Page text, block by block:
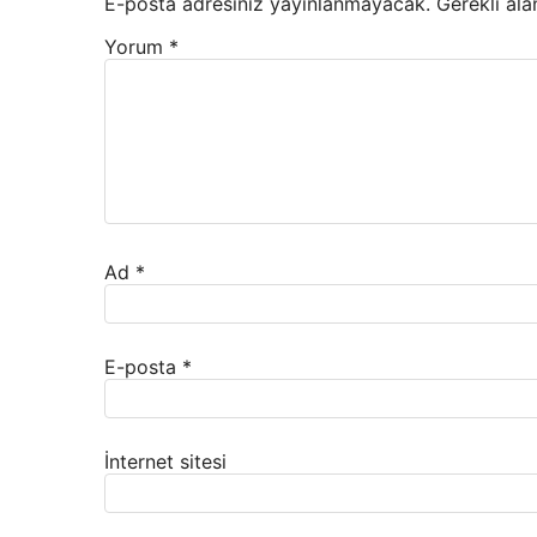
Yorum *
Ad *
E-posta *
İnternet sitesi